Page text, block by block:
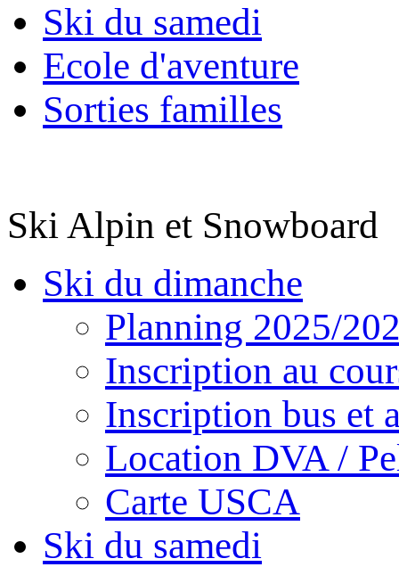
Ski du samedi
Ecole d'aventure
Sorties familles
Ski Alpin et Snowboard
Ski du dimanche
Planning 2025/
Inscription au
Inscription bus et
Location DVA /
Carte USCA
Ski du samedi